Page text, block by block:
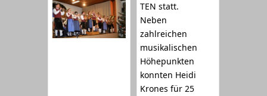
TEN statt.
Neben
zahlreichen
musikalischen
Höhepunkten
konnten Heidi
Krones für 25